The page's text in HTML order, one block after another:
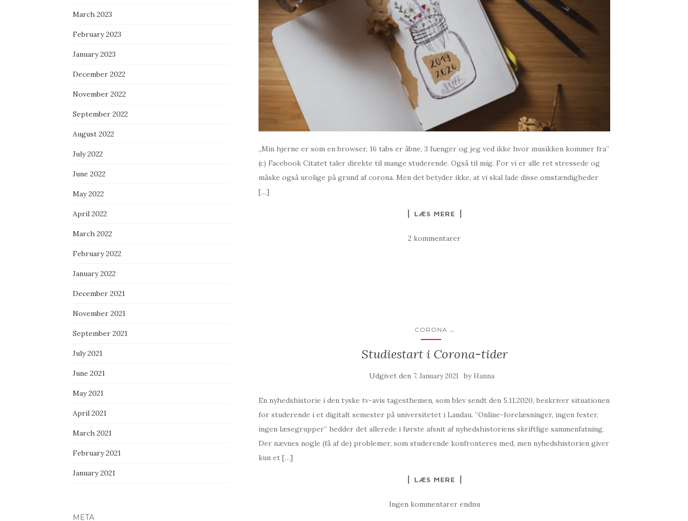
„Min hjerne er som en browser, 16 tabs er åbne, 3 hænger og jeg ved ikke hvor musikken kommer fra”
(c) Facebook Citatet taler direkte til mange studerende. Også til mig. For vi er alle ret stressede og
måske også urolige på grund af corona. Men det betyder ikke, at vi skal lade disse omstændigheder
[…]
LÆS MERE
2 kommentarer
CORONA ...
Studiestart i Corona-tider
Udgivet den 7. January 2021 by Hanna
En nyhedshistorie i den tyske tv-avis tagesthemen, som blev sendt den 5.11.2020, beskriver situationen
for studerende i et digitalt semester på universitetet i Landau. ”Online-forelæsninger, ingen fester,
ingen læsegrupper” hedder det allerede i første afsnit af nyhedshistoriens skriftlige sammenfatning.
Der nævnes nogle (få af de) problemer, som studerende konfronteres med, men nyhedshistorien giver
kun et […]
LÆS MERE
Ingen kommentarer endnu
March 2023
February 2023
January 2023
December 2022
November 2022
September 2022
August 2022
July 2022
June 2022
May 2022
April 2022
March 2022
February 2022
January 2022
December 2021
November 2021
September 2021
July 2021
June 2021
May 2021
April 2021
March 2021
February 2021
January 2021
META